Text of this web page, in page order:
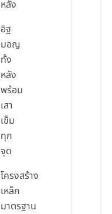
หลัง
อิฐ
มอญ
ทั้ง
หลัง
พร้อม
เสา
เข็ม
ทุก
จุด
โครงสร้าง
เหล็ก
มาตรฐาน